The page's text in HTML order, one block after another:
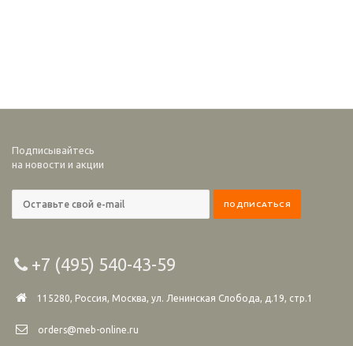
Подписывайтесь
на новости и акции
+7 (495) 540-43-59
115280, Россия, Москва, ул. Ленинская Слобода, д.19, стр.1
orders@meb-online.ru